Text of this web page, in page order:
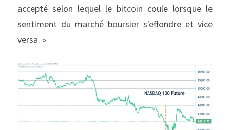
accepté selon lequel le bitcoin coule lorsque le
sentiment du marché boursier s'effondre et vice
versa. »